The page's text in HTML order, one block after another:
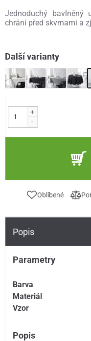
Jednoduchý bavlněný
chrání před skvrnami a
Další varianty
+
-
Oblíbené
Popis
Parametry
Barva
Materiál
Vzor
Popis